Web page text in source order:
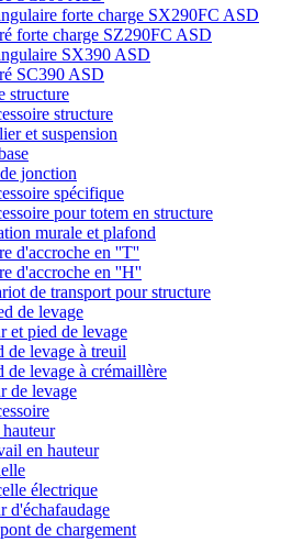
forte charge SX290FC ASD
forte charge SZ290FC ASD
SX390 ASD
SC390 ASD
structure
structure
et suspension
jonction
spécifique
pour totem en structure
murale et plafond
d'accroche en ''T''
d'accroche en ''H''
de transport pour structure
de levage
et pied de levage
de levage à treuil
de levage à crémaillère
de levage
en hauteur
électrique
d'échafaudage
de chargement